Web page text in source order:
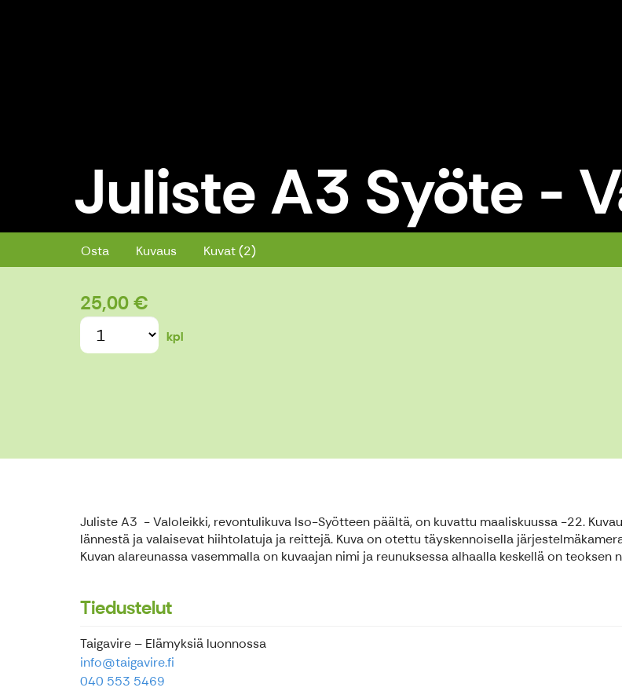
Juliste A3 Syöte -
Juliste A3 Syöte - Valoleikki
Osta Kuvaus Kuvat (2)
25,00 €
kpl
Juliste A3 - Valoleikki, revontulikuva Iso-Syötteen päältä, on kuvattu maaliskuussa -22.
lännestä ja valaisevat hiihtolatuja ja reittejä. Kuva on otettu täyskennoisella
Kuvan alareunassa vasemmalla on kuvaajan nimi ja reunuksessa alhaalla keskellä on teoksen
Tiedustelut
Taigavire – Elämyksiä luonnossa
info@taigavire.fi
040 553 5469